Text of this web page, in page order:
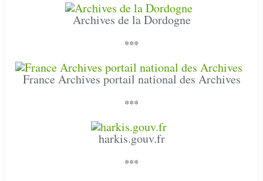
Archives de la Dordogne
***
France Archives portail national des Archives
***
harkis.gouv.fr
***